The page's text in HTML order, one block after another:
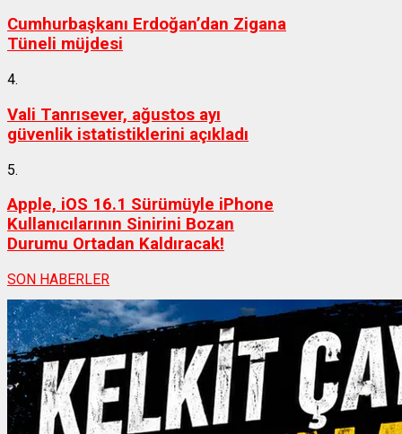
Cumhurbaşkanı Erdoğan’dan Zigana
Tüneli müjdesi
4.
Vali Tanrısever, ağustos ayı
güvenlik istatistiklerini açıkladı
5.
Apple, iOS 16.1 Sürümüyle iPhone
Kullanıcılarının Sinirini Bozan
Durumu Ortadan Kaldıracak!
SON HABERLER